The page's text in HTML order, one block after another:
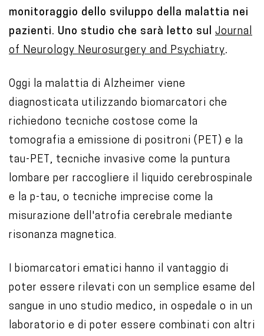
monitoraggio dello sviluppo della malattia nei
pazienti. Uno studio che sarà letto sul Journal
of Neurology Neurosurgery and Psychiatry.
Oggi la malattia di Alzheimer viene
diagnosticata utilizzando biomarcatori che
richiedono tecniche costose come la
tomografia a emissione di positroni (PET) e la
tau-PET, tecniche invasive come la puntura
lombare per raccogliere il liquido cerebrospinale
e la p-tau, o tecniche imprecise come la
misurazione dell'atrofia cerebrale mediante
risonanza magnetica.
I biomarcatori ematici hanno il vantaggio di
poter essere rilevati con un semplice esame del
sangue in uno studio medico, in ospedale o in un
laboratorio e di poter essere combinati con altri